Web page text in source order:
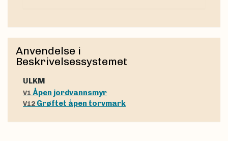
Anvendelse i
Beskrivelsessystemet
uLKM
V1 Åpen jordvannsmyr
V12 Grøftet åpen torvmark